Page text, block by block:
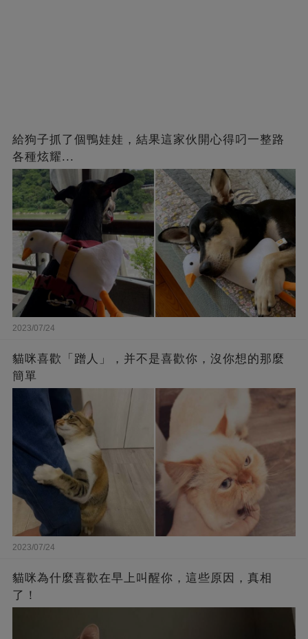
給狗子抓了個鴨娃娃，結果這家伙開心得叼一整路
各種炫耀...
2023/07/24
貓咪喜歡「蹭人」，并不是喜歡你，沒你想的那麼
簡單
2023/07/24
貓咪為什麼喜歡在早上叫醒你，這些原因，真相
了！